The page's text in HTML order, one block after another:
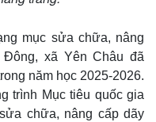
mục sửa chữa, nâng
xã Yên Châu đã
năm học 2025-2026.
trình Mục tiêu quốc gia
chữa, nâng cấp dãy